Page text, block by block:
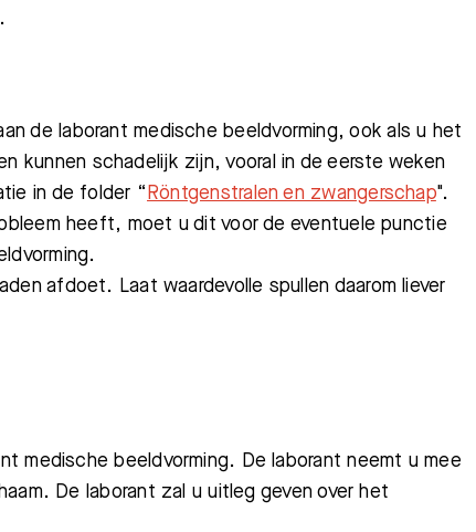
de laborant medische beeldvorming, ook als u het
kunnen schadelijk zijn, vooral in de eerste weken
in de folder “ Röntgenstralen en zwangerschap".
heeft, moet u dit voor de eventuele punctie
afdoet. Laat waardevolle spullen daarom liever
medische beeldvorming. De laborant neemt u mee
De laborant zal u uitleg geven over het